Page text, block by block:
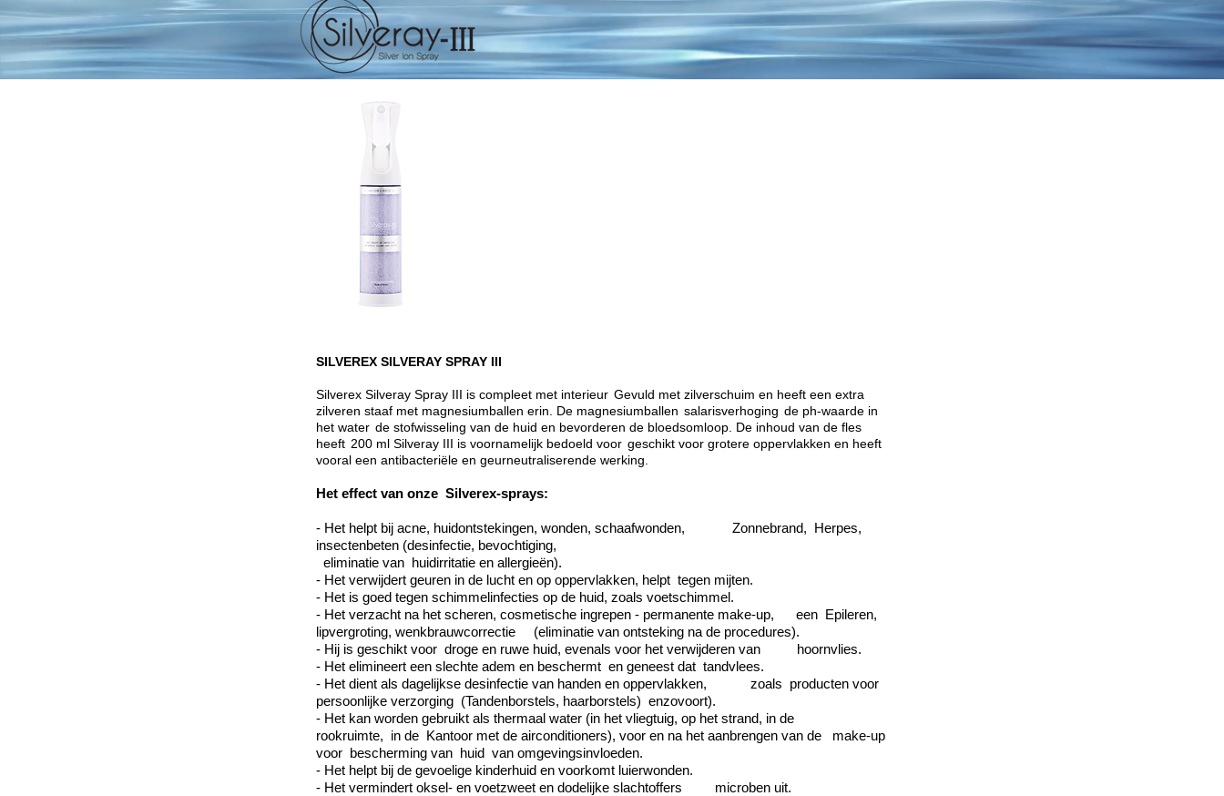
SILVEREX SILVERAY SPRAY III
Silverex Silveray Spray III is compleet met interieur Gevuld met zilverschuim en heeft een extra
zilveren staaf met magnesiumballen erin. De magnesiumballen salarisverhoging de ph-waarde in
het water de stofwisseling van de huid en bevorderen de bloedsomloop. De inhoud van de fles
heeft 200 ml Silveray III is voornamelijk bedoeld voor geschikt voor grotere oppervlakken en heeft
vooral een antibacteriële en geurneutraliserende werking.
Het effect van onze Silverex-sprays:
- Het helpt bij acne, huidontstekingen, wonden, schaafwonden, Zonnebrand, Herpes,
insectenbeten (desinfectie, bevochtiging,
eliminatie van huidirritatie en allergieën).
- Het verwijdert geuren in de lucht en op oppervlakken, helpt tegen mijten.
- Het is goed tegen schimmelinfecties op de huid, zoals voetschimmel.
- Het verzacht na het scheren, cosmetische ingrepen - permanente make-up,
een Epileren,
lipvergroting, wenkbrauwcorrectie
(eliminatie van ontsteking na de procedures).
- Hij is geschikt voor droge en ruwe huid, evenals voor het verwijderen van
hoornvlies.
- Het elimineert een slechte adem en beschermt en geneest dat tandvlees.
- Het dient als dagelijkse desinfectie van handen en oppervlakken,
zoals producten voor
persoonlijke verzorging (Tandenborstels, haarborstels) enzovoort).
- Het kan worden gebruikt als thermaal water (in het vliegtuig, op het strand, in de
rookruimte, in de Kantoor met de airconditioners), voor en na het aanbrengen van de
make-up
voor bescherming van huid van omgevingsinvloeden.
- Het helpt bij de gevoelige kinderhuid en voorkomt luierwonden.
- Het vermindert oksel- en voetzweet en dodelijke slachtoffers microben uit.